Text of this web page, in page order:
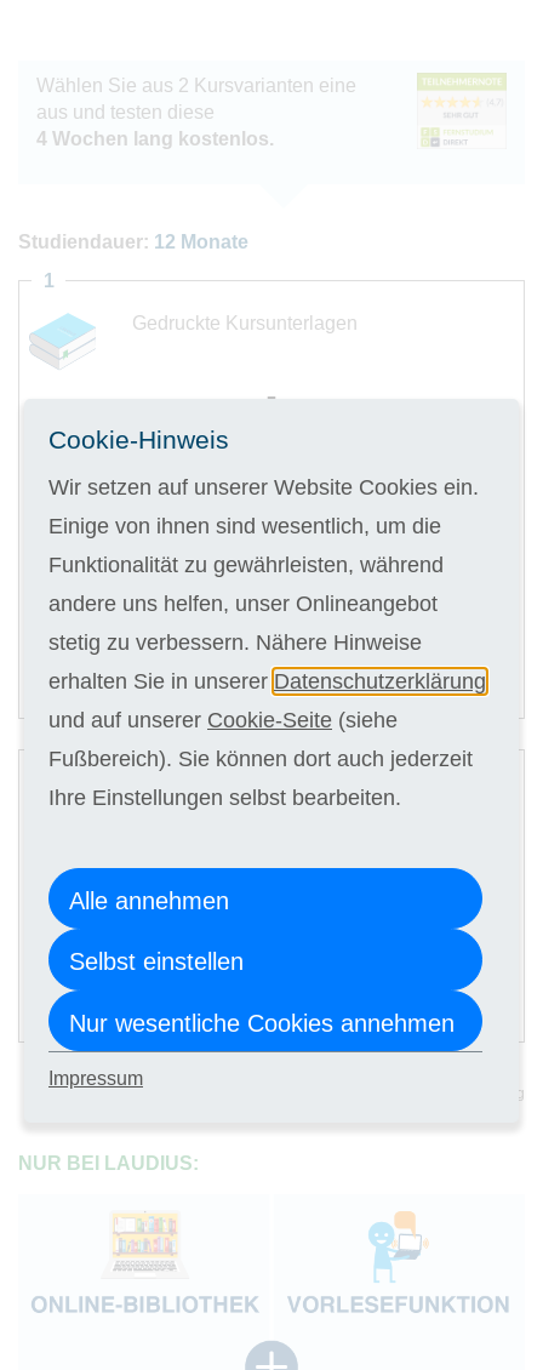
Wählen Sie aus 2 Kursvarianten eine
aus und testen diese
4 Wochen lang kostenlos.
Studiendauer: 12 Monate
Gedruckte Kursunterlagen
Kursgebühr
12 x 117,00 €
1
Digitale Kursunterlagen
Kursgebühr
12 x 107,00 €
ANMELDEN
2
sichere Umgebung
NUR BEI LAUDIUS:
Cookie-Hinweis
Wir setzen auf unserer Website Cookies ein.
Einige von ihnen sind wesentlich, um die
Funktionalität zu gewährleisten, während
andere uns helfen, unser Onlineangebot
stetig zu verbessern. Nähere Hinweise
erhalten Sie in unserer Datenschutzerklärung
und auf unserer Cookie-Seite (siehe
Fußbereich). Sie können dort auch jederzeit
Ihre Einstellungen selbst bearbeiten.
Alle annehmen
Selbst einstellen
Nur wesentliche Cookies annehmen
Impressum